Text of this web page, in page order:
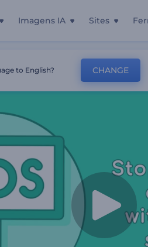
Imagens IA Sites
to English? CHANGE